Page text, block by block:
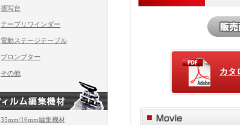
カタ
接写台
テープリワインダー
電動ステージテーブル
プロンプター
その他
35mm/16mm編集機材